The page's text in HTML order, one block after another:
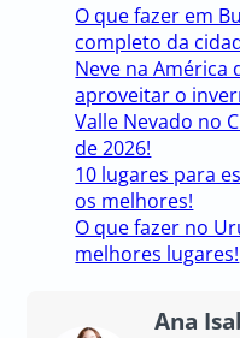
O que fazer em
completo da
Neve na América
aproveitar o
Valle Nevado no
de 2026!
10 lugares para
os melhores!
O que fazer no
melhores lugares!
Ana